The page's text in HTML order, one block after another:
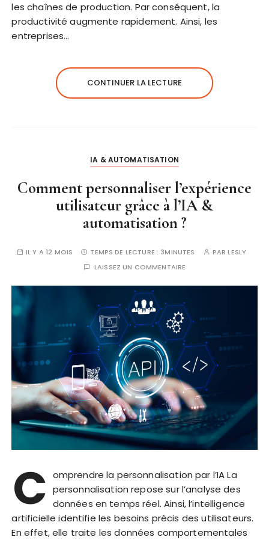
les chaînes de production. Par conséquent, la
productivité augmente rapidement. Ainsi, les
entreprises…
CONTINUER LA LECTURE
IA & AUTOMATISATION
Comment personnaliser l’expérience
utilisateur grâce à l’IA &
automatisation ?
IL Y A 12 MOIS TEMPS DE LECTURE : 3MINUTES PARLESLY
LAISSEZ UN COMMENTAIRE
C omprendre la personnalisation par l’IA La
personnalisation repose sur l’analyse des
données en temps réel. Ainsi, l’intelligence
artificielle identifie les besoins précis des utilisateurs.
En effet, elle traite les données comportementales